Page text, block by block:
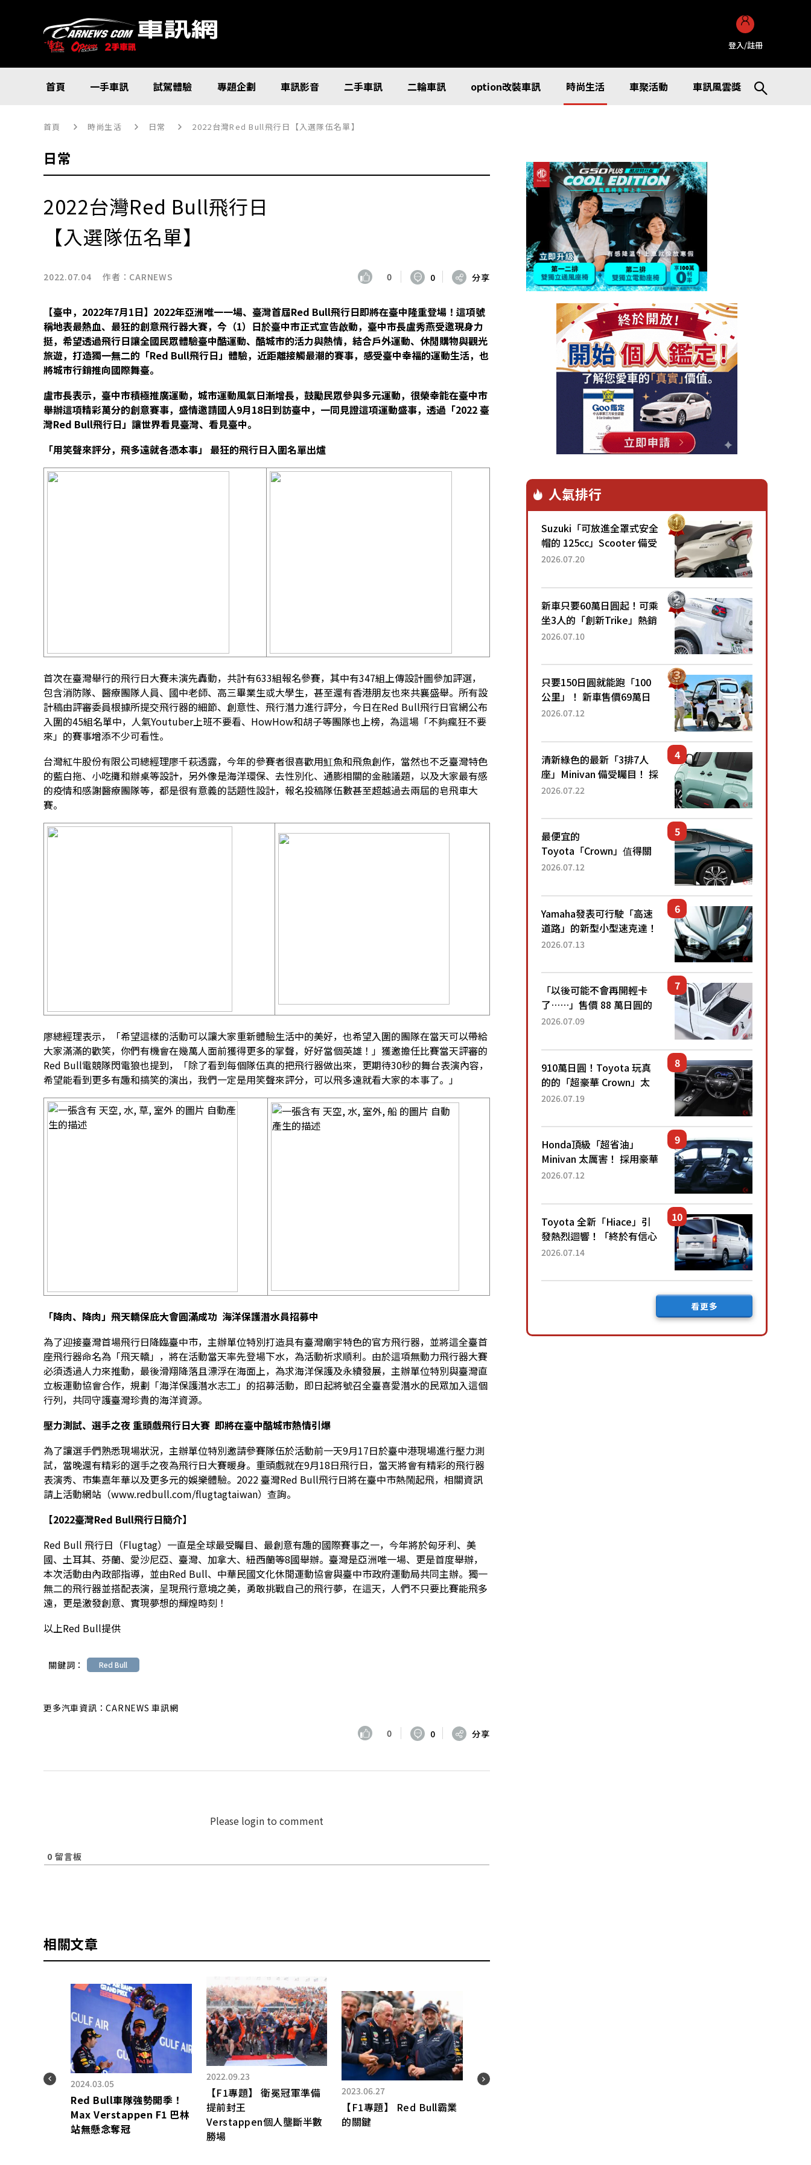
登入/註冊
首頁 一手車訊 試駕體驗 專題企劃 車訊影音 二手車訊 二輪車訊 option改裝車訊 時尚生活 車聚活動 車訊風雲獎
首頁 時尚生活 日常 2022台灣Red Bull飛行日【入選隊伍名單】
日常
2022台灣Red Bull飛行日
【入選隊伍名單】
2022.07.04 作者： CARNEWS 0 0 分享
【臺中，2022年7月1日】2022年亞洲唯一一場、臺灣首屆Red Bull飛行日即將在臺中隆重登場！這項號
稱地表最熱血、最狂的創意飛行器大賽，今（1）日於臺中市正式宣告啟動，臺中市長盧秀燕受邀現身力
挺，希望透過飛行日讓全國民眾體驗臺中酷運動、酷城市的活力與熱情，結合戶外運動、休閒購物與觀光
旅遊，打造獨一無二的「Red Bull飛行日」體驗，近距離接觸最潮的賽事，感受臺中幸福的運動生活，也
將城市行銷推向國際舞臺。
盧市長表示，臺中市積極推廣運動，城市運動風氣日漸增長，鼓勵民眾參與多元運動，很榮幸能在臺中市
舉辦這項精彩萬分的創意賽事，盛情邀請國人9月18日到訪臺中，一同見證這項運動盛事，透過「2022 臺
灣Red Bull飛行日」讓世界看見臺灣、看見臺中。
「用笑聲來評分，飛多遠就各憑本事」 最狂的飛行日入圍名單出爐
首次在臺灣舉行的飛行日大賽未演先轟動，共計有633組報名參賽，其中有347組上傳設計圖參加評選，
包含消防隊、醫療團隊人員、國中老師、高三畢業生或大學生，甚至還有香港朋友也來共襄盛舉。所有設
計稿由評審委員根據所提交飛行器的細節、創意性、飛行潛力進行評分，今日在Red Bull飛行日官網公布
入圍的45組名單中，人氣Youtuber上班不要看、HowHow和胡子等團隊也上榜，為這場「不夠瘋狂不要
來」的賽事增添不少可看性。
台灣紅牛股份有限公司總經理廖千萩透露，今年的參賽者很喜歡用魟魚和飛魚創作，當然也不乏臺灣特色
的藍白拖、小吃攤和辦桌等設計，另外像是海洋環保、去性別化、通膨相關的金融議題，以及大家最有感
的疫情和感謝醫療團隊等，都是很有意義的話題性設計，報名投稿隊伍數甚至超越過去兩屆的皂飛車大
賽。
廖總經理表示，「希望這樣的活動可以讓大家重新體驗生活中的美好，也希望入圍的團隊在當天可以帶給
大家滿滿的歡笑，你們有機會在幾萬人面前獲得更多的掌聲，好好當個英雄！」獲邀擔任比賽當天評審的
Red Bull電競隊閃電狼也提到，「除了看到每個隊伍真的把飛行器做出來，更期待30秒的舞台表演內容，
希望能看到更多有趣和搞笑的演出，我們一定是用笑聲來評分，可以飛多遠就看大家的本事了。」
「降肉、降肉」飛天轎保庇大會圓滿成功 海洋保護潛水員招募中
為了迎接臺灣首場飛行日降臨臺中市，主辦單位特別打造具有臺灣廟宇特色的官方飛行器，並將這全臺首
座飛行器命名為「飛天轎」，將在活動當天率先登場下水，為活動祈求順利。由於這項無動力飛行器大賽
必須透過人力來推動，最後滑翔降落且漂浮在海面上，為求海洋保護及永續發展，主辦單位特別與臺灣直
立板運動協會合作，規劃「海洋保護潛水志工」的招募活動，即日起將號召全臺喜愛潛水的民眾加入這個
行列，共同守護臺灣珍貴的海洋資源。
壓力測試、選手之夜 重頭戲飛行日大賽 即將在臺中酷城市熱情引爆
為了讓選手們熟悉現場狀況，主辦單位特別邀請參賽隊伍於活動前一天9月17日於臺中港現場進行壓力測
試，當晚還有精彩的選手之夜為飛行日大賽暖身。重頭戲就在9月18日飛行日，當天將會有精彩的飛行器
表演秀、市集嘉年華以及更多元的娛樂體驗。2022 臺灣Red Bull飛行日將在臺中市熱鬧起飛，相關資訊
請上活動網站（www.redbull.com/flugtagtaiwan）查詢。
【2022臺灣Red Bull飛行日簡介】
Red Bull 飛行日（Flugtag）一直是全球最受矚目、最創意有趣的國際賽事之一，今年將於匈牙利、美
國、土耳其、芬蘭、愛沙尼亞、臺灣、加拿大、紐西蘭等8國舉辦。臺灣是亞洲唯一場、更是首度舉辦，
本次活動由內政部指導，並由Red Bull、中華民國文化休閒運動協會與臺中市政府運動局共同主辦。獨一
無二的飛行器並搭配表演，呈現飛行意境之美，勇敢挑戰自己的飛行夢，在這天，人們不只要比賽能飛多
遠，更是激發創意、實現夢想的輝煌時刻！
以上Red Bull提供
關鍵詞： Red Bull
更多汽車資訊：CARNEWS 車訊網
0 0 分享
Please login to comment
0 留言板
相關文章
2024.03.05
Red Bull車隊強勢開季！
Max Verstappen F1 巴林
站無懸念奪冠
2022.09.23
【F1專題】 衛冕冠軍準備
提前封王
Verstappen個人壟斷半數
勝場
2023.06.27
【F1專題】 Red Bull霸業
的關鍵
人氣排行
Suzuki「可放進全罩式安全
帽的 125cc」Scooter 備受
矚目！採用全新流線設計與
已陸續開始出口的新款
「B...
2026.07.20
新車只要60萬日圓起！可乘
坐3人的「創新Trike」熱銷
大賣成為人氣車款！「養車
日圓就能跑100公里」「小
朋友坐得...
2026.07.10
只要150日圓就能跑「100
公里」！ 新車售價69萬日
圓的「3人座」Trike大受歡
為何能迅速熱賣？
2026.07.12
清新綠色的最新「3排7人
座」Minivan 備受矚目！ 採
用全長4.7公尺剛剛好的車
還推出467萬元日圓起的5
人座版...
2026.07.22
最便宜的
Toyota「Crown」值得關
注！ 搭載4WD、每公升
眼！ 配備豐富、超越售價
水準，堪稱高CP值代表的
「...
2026.07.12
Yamaha發表可行駛「高速
道路」的新型小型速克達！
搭載能享受超強勁「渦輪
高階「Super Sport」車款
相同的...
2026.07.13
「以後可能不會再開輕卡
了……」售價 88 萬日圓的
「超迷你輕型貨車」引發兩
100 公里！」「免驗車真的
太棒了！...
2026.07.09
910萬日圓！Toyota 玩真
的的「超豪華 Crown」太
厲害了！採用由「匠人技
運動化「底盤設定」！還配
備專屬豪華...
2026.07.19
Honda頂級「超省油」
Minivan 太厲害！ 採用豪華
「真皮座椅」與專屬「黑色
公里，兼具優異節能表現與
舒適「三...
2026.07.12
Toyota 全新「Hiace」引
發熱烈迴響！「終於有信心
下訂了！」「哪個等級交車
後竟然還要等「超過半年」
2026.07.14
看更多